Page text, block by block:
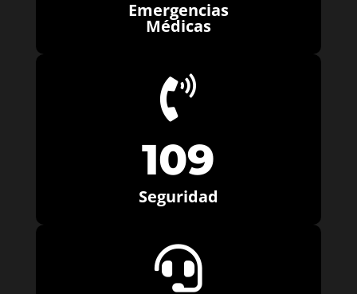
Emergencias
Médicas

109
Seguridad
